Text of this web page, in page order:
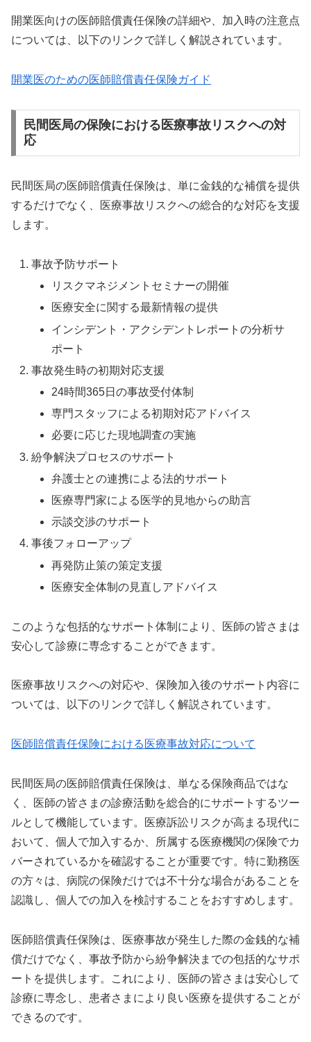
開業医向けの医師賠償責任保険の詳細や、加入時の注意点
については、以下のリンクで詳しく解説されています。
開業医のための医師賠償責任保険ガイド
民間医局の保険における医療事故リスクへの対
応
民間医局の医師賠償責任保険は、単に金銭的な補償を提供
するだけでなく、医療事故リスクへの総合的な対応を支援
します。
事故予防サポート
リスクマネジメントセミナーの開催
医療安全に関する最新情報の提供
インシデント・アクシデントレポートの分析サ
ポート
事故発生時の初期対応支援
24時間365日の事故受付体制
専門スタッフによる初期対応アドバイス
必要に応じた現地調査の実施
紛争解決プロセスのサポート
弁護士との連携による法的サポート
医療専門家による医学的見地からの助言
示談交渉のサポート
事後フォローアップ
再発防止策の策定支援
医療安全体制の見直しアドバイス
このような包括的なサポート体制により、医師の皆さまは
安心して診療に専念することができます。
医療事故リスクへの対応や、保険加入後のサポート内容に
ついては、以下のリンクで詳しく解説されています。
医師賠償責任保険における医療事故対応について
民間医局の医師賠償責任保険は、単なる保険商品ではな
く、医師の皆さまの診療活動を総合的にサポートするツー
ルとして機能しています。医療訴訟リスクが高まる現代に
おいて、個人で加入するか、所属する医療機関の保険でカ
バーされているかを確認することが重要です。特に勤務医
の方々は、病院の保険だけでは不十分な場合があることを
認識し、個人での加入を検討することをおすすめします。
医師賠償責任保険は、医療事故が発生した際の金銭的な補
償だけでなく、事故予防から紛争解決までの包括的なサポ
ートを提供します。これにより、医師の皆さまは安心して
診療に専念し、患者さまにより良い医療を提供することが
できるのです。